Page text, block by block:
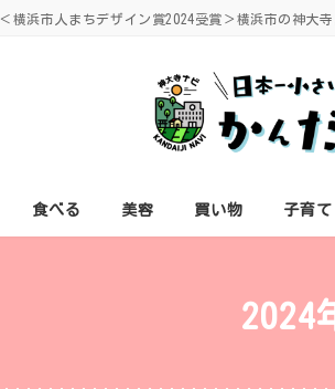
＜横浜市人まちデザイン賞2024受賞＞横浜市の神大
食べる 美容 買い物 子育て
2024